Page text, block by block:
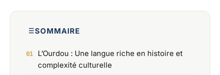
SOMMAIRE
L’Ourdou : Une langue riche en histoire et
complexité culturelle